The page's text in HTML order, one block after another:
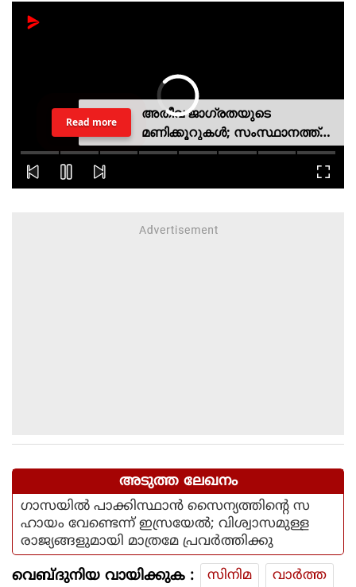
അതീവ ജാഗ്രതയുടെ
Read more
അടുത്ത ലേഖനം
ഗാസയില്‍ പാക്കിസ്ഥാന്‍ സൈന്യത്തിന്റെ സ
ഹായം വേണ്ടെന്ന് ഇസ്രയേല്‍; വിശ്വാസമുള്ള
രാജ്യങ്ങളുമായി മാത്രമേ പ്രവര്‍ത്തിക്കു
വെബ്ദുനിയ വായിക്കുക : സിനിമ
വാര്‍ത്ത